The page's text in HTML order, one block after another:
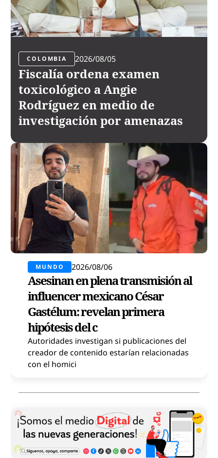
MUNDO 2026/08/06
Asesinan en plena transmisión al
influencer mexicano César
Gastélum: revelan primera
hipótesis del c
Autoridades investigan si publicaciones del
creador de contenido estarían relacionadas
con el homici
COLOMBIA 2026/08/05
Fiscalía ordena examen
toxicológico a Angie
Rodríguez en medio de
investigación por amenazas